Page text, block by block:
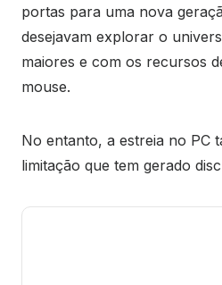
portas para uma nova
desejavam explorar o
maiores e com os recursos
mouse.
No entanto, a estreia no PC
limitação que tem gerado